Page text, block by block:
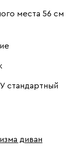
места 56 см
стандартный
диван